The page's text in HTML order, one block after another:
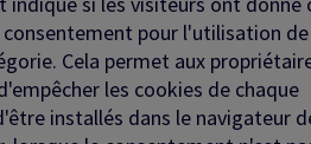
pour l'utilisation de
Cela permet aux
les cookies de chaque
installés dans le navigateur